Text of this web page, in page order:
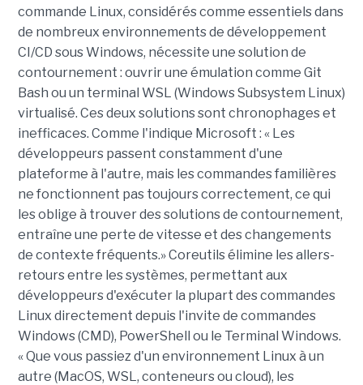
commande Linux, considérés comme essentiels dans
de nombreux environnements de développement
CI/CD sous Windows, nécessite une solution de
contournement : ouvrir une émulation comme Git
Bash ou un terminal WSL (Windows Subsystem Linux)
virtualisé. Ces deux solutions sont chronophages et
inefficaces. Comme l'indique Microsoft : « Les
développeurs passent constamment d'une
plateforme à l'autre, mais les commandes familières
ne fonctionnent pas toujours correctement, ce qui
les oblige à trouver des solutions de contournement,
entraîne une perte de vitesse et des changements
de contexte fréquents.» Coreutils élimine les allers-
retours entre les systèmes, permettant aux
développeurs d'exécuter la plupart des commandes
Linux directement depuis l'invite de commandes
Windows (CMD), PowerShell ou le Terminal Windows.
« Que vous passiez d'un environnement Linux à un
autre (MacOS, WSL, conteneurs ou cloud), les